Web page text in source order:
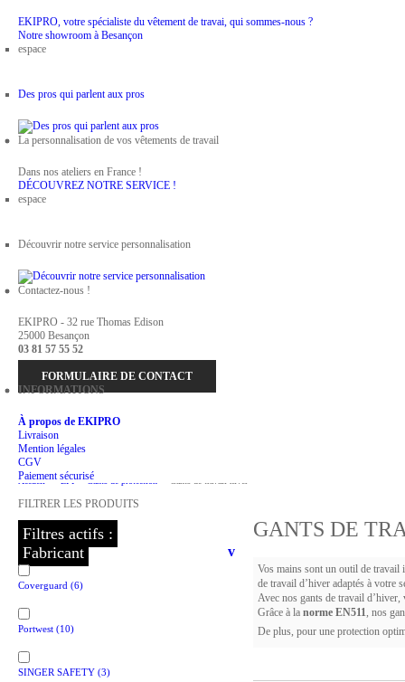
EKIPRO, votre spécialiste du vêtement de travai, qui sommes-nous ?
Notre showroom à Besançon
espace
Des pros qui parlent aux pros
La personnalisation de vos vêtements de travail
Dans nos ateliers en France !
DÉCOUVREZ NOTRE SERVICE !
espace
Découvrir notre service personnalisation
Contactez-nous !
EKIPRO - 32 rue Thomas Edison
25000 Besançon
03 81 57 55 52
FORMULAIRE DE CONTACT
INFORMATIONS
À propos de EKIPRO
Livraison
Mention légales
CGV
Paiement sécurisé
Accueil > EPI > Gants de protection
GANTS DE
Vos mains sont un outil de travail
de travail d’hiver adaptés à votre
Avec nos gants de travail
Grâce à la norme EN511, nos
De plus, pour une protection
FILTRER LES PRODUITS
Filtres actifs :
Fabricant
v
Coverguard (6)
Portwest (10)
SINGER SAFETY (3)